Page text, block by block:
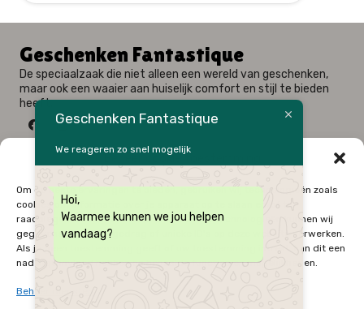
Beheer cookie toestemming
Om de beste ervaringen te bieden, gebruiken wij technologieën zoals
cookies om informatie over je apparaat op te slaan en/of te
raadplegen. Door in te stemmen met deze technologieën kunnen wij
gegevens zoals surfgedrag of unieke ID's op deze website verwerken.
Als je geen toestemming geeft of uw toestemming intrekt, kan dit een
nadelige invloed hebben op bepaalde functies en mogelijkheden.
Beheer diensten
Geschenken Fantastique
De speciaalzaak die niet alleen een wereld van geschenken,
maar ook een waaier aan huiselijk comfort en stijl te bieden
heeft.
Webshop: Zwaluwenlaan 33 bus 301 – 8434 Westende
09 / 384 10 10
0496 / 34 51 64
Onze Openingsuren
Di – Vrij
Geschenken Fantastique
We reageren zo snel mogelijk
Hoi,
Waarmee kunnen we jou helpen
vandaag?